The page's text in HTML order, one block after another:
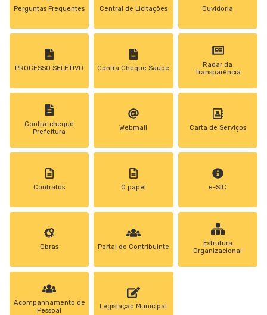
Perguntas Frequentes Central de Licitações Ouvidoria
PROCESSO SELETIVO Contra Cheque Saúde
Radar da
Transparência
Contra-cheque
Prefeitura
Webmail Carta de Serviços
Contratos 0 papel e-SIC
Obras Portal do Contribuinte
Estrutura
Organizacional
Acompanhamento de
Pessoal
Legislação Municipal